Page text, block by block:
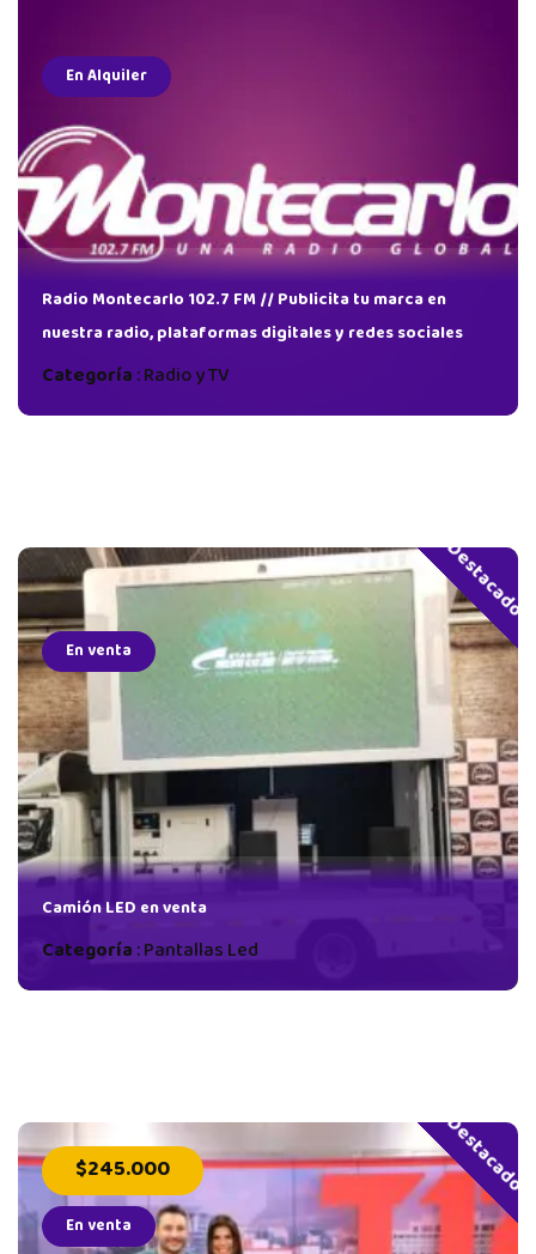
En Alquiler
Radio Montecarlo 102.7 FM // Publicita tu marca en
nuestra radio, plataformas digitales y redes sociales
Categoría:Radio y TV
Destacado
En venta
Camión LED en venta
Categoría:Pantallas Led
Destacado
$245.000
En venta